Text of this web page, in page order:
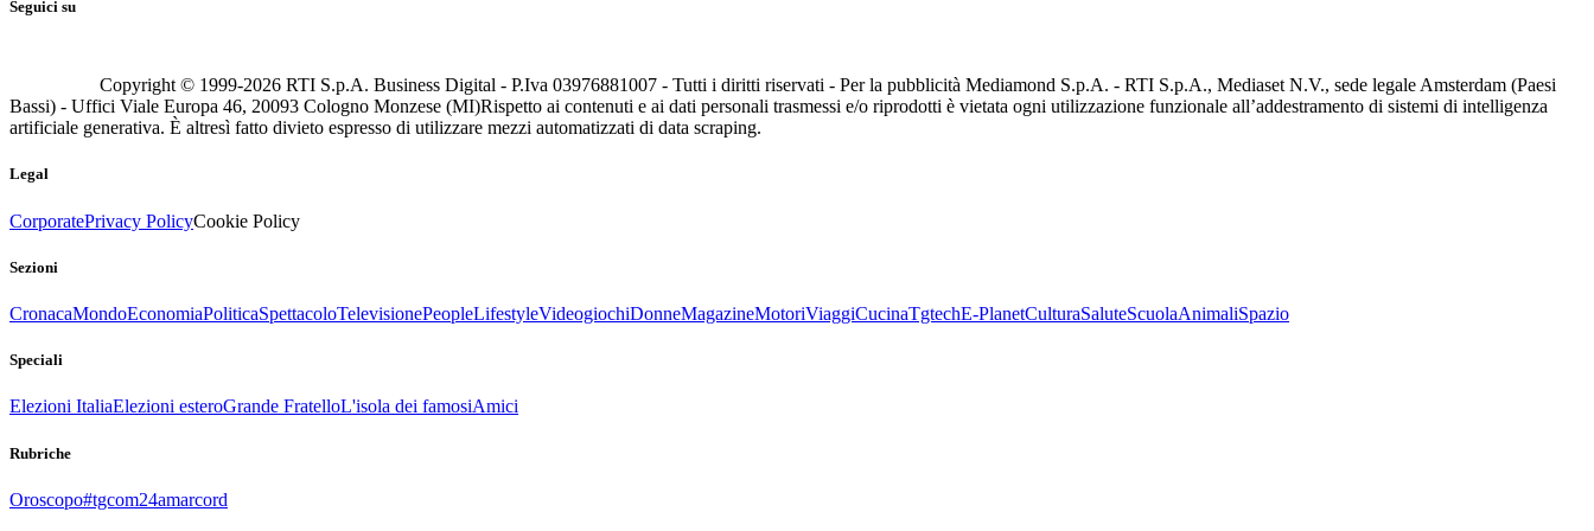
Seguici su
Copyright © 1999-2026 RTI S.p.A. Business Digital - P.Iva 03976881007 - Tutti i diritti riservati - Per la pubblicità Mediamond S.p.A. - RTI S.p.A., Mediaset N.V., sede legale Amsterdam (Paesi
Bassi) - Uffici Viale Europa 46, 20093 Cologno Monzese (MI)Rispetto ai contenuti e ai dati personali trasmessi e/o riprodotti è vietata ogni utilizzazione funzionale all’addestramento di sistemi di intelligenza
artificiale generativa. È altresì fatto divieto espresso di utilizzare mezzi automatizzati di data scraping.
Legal
CorporatePrivacy PolicyCookie Policy
Sezioni
CronacaMondoEconomiaPoliticaSpettacoloTelevisionePeopleLifestyleVideogiochiDonneMagazineMotoriViaggiCucinaTgtechE-PlanetCulturaSaluteScuolaAnimaliSpazio
Speciali
Elezioni ItaliaElezioni esteroGrande FratelloL'isola dei famosiAmici
Rubriche
Oroscopo#tgcom24amarcord